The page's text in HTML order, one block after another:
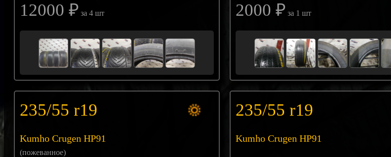
12000 ₽ за 4 шт 2000 ₽ за 1 шт
235/55 r19
Kumho Crugen HP91
(пожеванное)
235/55 r19
Kumho Crugen HP91